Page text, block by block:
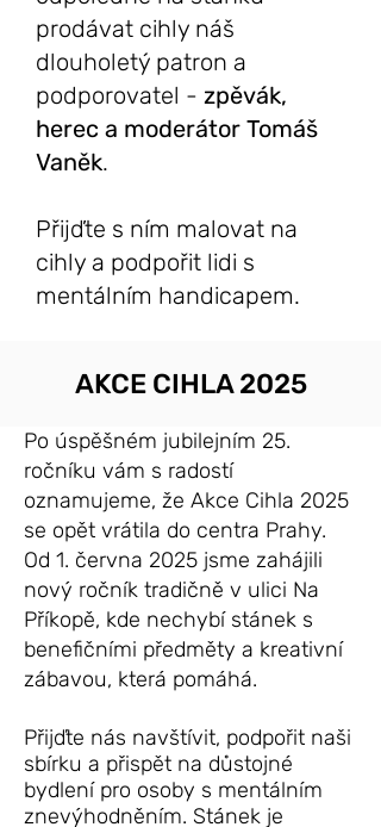
prodávat cihly náš
dlouholetý patron a
podporovatel - zpěvák,
herec a moderátor Tomáš
Vaněk.
Přijďte s ním malovat na
cihly a podpořit lidi s
mentálním handicapem.
AKCE CIHLA 2025
Po úspěšném jubilejním 25.
ročníku vám s radostí
oznamujeme, že Akce Cihla 2025
se opět vrátila do centra Prahy.
Od 1. června 2025 jsme zahájili
nový ročník tradičně v ulici Na
Příkopě, kde nechybí stánek s
benefičními předměty a kreativní
zábavou, která pomáhá.
Přijďte nás navštívit, podpořit naši
sbírku a přispět na důstojné
bydlení pro osoby s mentálním
znevýhodněním. Stánek je